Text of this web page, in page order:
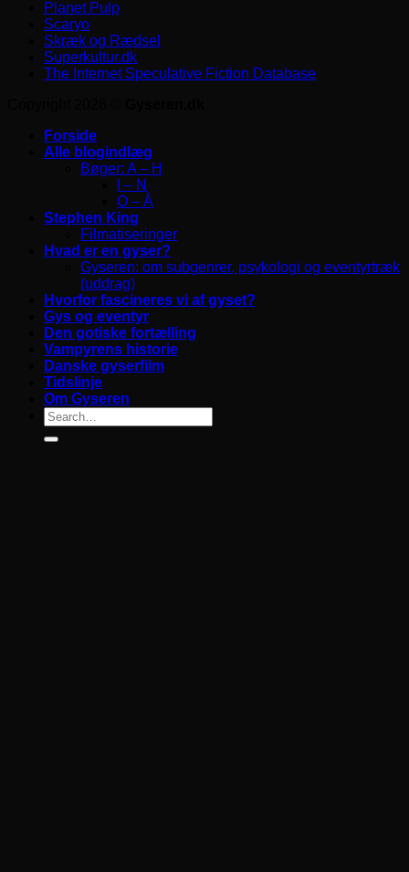
Planet Pulp
Scaryo
Skræk og Rædsel
Superkultur.dk
The Internet Speculative Fiction Database
Forside
Alle blogindlæg
Bøger: A – H
I – N
O – Å
Stephen King
Filmatiseringer
Hvad er en gyser?
Gyseren: om subgenrer, psykologi og eventyrtræk
(uddrag)
Hvorfor fascineres vi af gyset?
Gys og eventyr
Den gotiske fortælling
Vampyrens historie
Danske gyserfilm
Tidslinje
Om Gyseren